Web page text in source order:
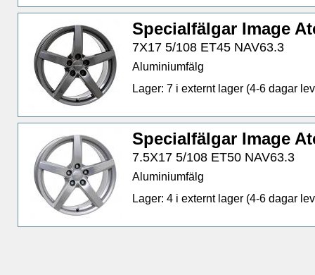
Specialfälgar Image
7X17 5/108 ET45 NAV63.3
Aluminiumfälg
Lager: 7 i externt lager (4-6 dagar
Specialfälgar Image
7.5X17 5/108 ET50 NAV63.3
Aluminiumfälg
Lager: 4 i externt lager (4-6 dagar